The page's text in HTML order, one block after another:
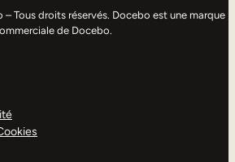
Tous droits réservés. Docebo est une marque
de Docebo.